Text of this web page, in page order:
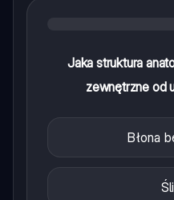
Jaka struktura
zewnętrzne od
Błona